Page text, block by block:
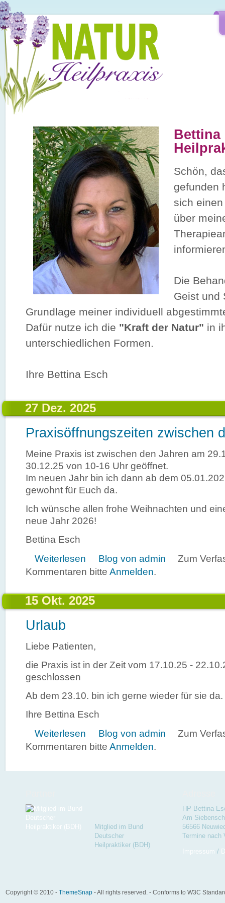
Direkt zum Inhalt
Bettina
Schön,
gefunden
sich
über
Die
Geist und
Grundlage meiner individuell
Dafür nutze ich die "Kraft der Natur" in
unterschiedlichen Formen.
Ihre Bettina Esch
27 Dez. 2025
Praxisöffnungszeiten zwischen
Meine Praxis ist zwischen den Jahren am
30.12.25 von 10-16 Uhr geöffnet.
Im neuen Jahr bin ich dann ab dem
gewohnt für Euch da.
Ich wünsche allen frohe Weihnachten und
neue Jahr 2026!
Bettina Esch
Weiterlesen über Praxisöffnungszeiten zwischen den Jahren
Blog von admin
Zum
Kommentaren bitte Anmelden.
15 Okt. 2025
Urlaub
Liebe Patienten,
die Praxis ist in der Zeit vom 17.10.25 -
geschlossen
Ab dem 23.10. bin ich gerne wieder für sie da.
Ihre Bettina Esch
Weiterlesen über Urlaub
Blog von admin
Zum
Kommentaren bitte Anmelden.
Mitglied im Bund
Deutscher
Heilpraktiker (BDH)
HP Bettina
Am
56566
Termine nach
Impressum /
Copyright © 2010 - ThemeSnap - All rights reserved. - Conforms to W3C